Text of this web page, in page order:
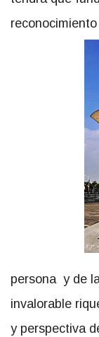
persona y de
invalorable
y perspectiva